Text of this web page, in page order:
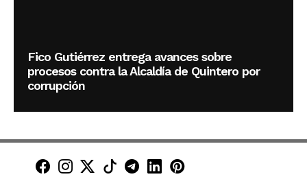
Fico Gutiérrez entrega avances sobre
procesos contra la Alcaldía de Quintero por
corrupción
Minuto30 en Facebook
Minuto30 en Instagram
Minuto30 en X (Twitter)
Minuto30 en TikTok
Canal de Minuto30 en
Minuto30 en LinkedIn
Minuto30 en